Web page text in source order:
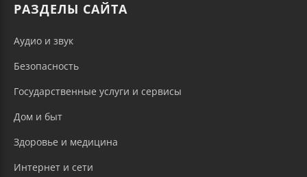
РАЗДЕЛЫ САЙТА
Аудио и звук
Безопасность
Государственные услуги и сервисы
Дом и быт
Здоровье и медицина
Интернет и сети